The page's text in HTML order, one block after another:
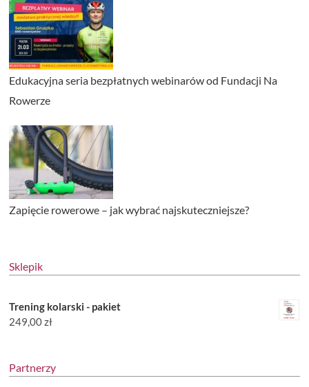
Edukacyjna seria bezpłatnych webinarów od Fundacji Na
Rowerze
Zapięcie rowerowe – jak wybrać najskuteczniejsze?
Sklepik
Trening kolarski - pakiet
249,00zł
Partnerzy